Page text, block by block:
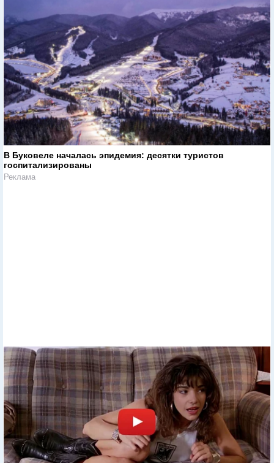
// https://www.newsru.co.il///Ближний Восток//03 марта 2019
Саиб Арикат: "Ни одна арабская страна не поддержит
мирный план Трампа"
//https://www.newsru.co.il/ //Ближний Восток//18 февраля 2019
СМИ: ПА и Иордания против "сделки века", создан совет
по управлению святым Иерусалимом